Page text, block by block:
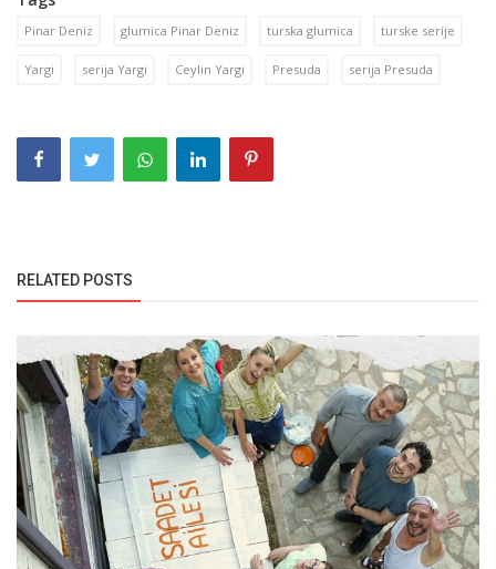
Pinar Deniz glumica Pinar Deniz turska glumica turske serije
Yargi serija Yargi Ceylin Yargi Presuda serija Presuda
RELATED POSTS